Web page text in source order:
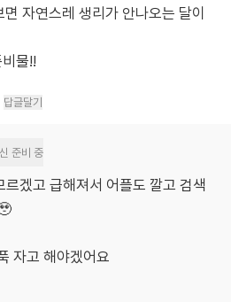
자연스레 생리가 안나오는 달이
물!!
답글달기
준비 중
르겠고 급해져서 어플도 깔고 검색
자고 해야겠어요